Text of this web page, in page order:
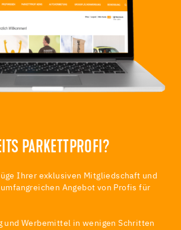
PARKETTPROFI?
Ihrer exklusiven Mitgliedschaft und
Angebot von Profis für
und Werbemittel in wenigen Schritten